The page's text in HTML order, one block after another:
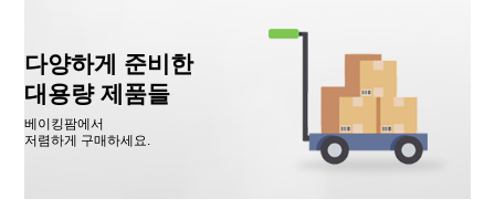
다양하게 준비한
대용량 제품들
베이킹팜에서
저렴하게 구매하세요.